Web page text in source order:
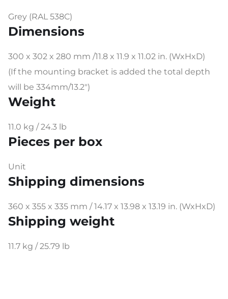
Grey (RAL 538C)
Dimensions
300 x 302 x 280 mm /11.8 x 11.9 x 11.02 in. (WxHxD)
(If the mounting bracket is added the total depth
will be 334mm/13.2″)
Weight
11.0 kg / 24.3 lb
Pieces per box
Unit
Shipping dimensions
360 x 355 x 335 mm / 14.17 x 13.98 x 13.19 in. (WxHxD)
Shipping weight
11.7 kg / 25.79 lb